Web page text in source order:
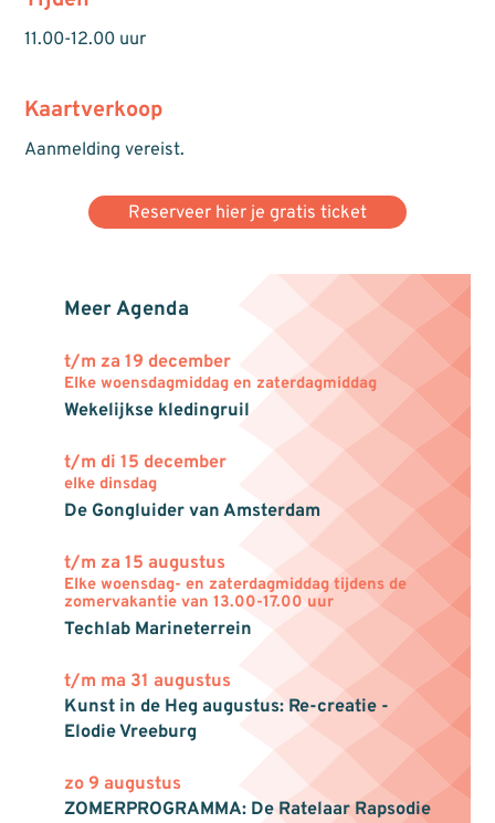
11.00-12.00 uur
Kaartverkoop
Aanmelding vereist.
Reserveer hier je gratis ticket
Meer Agenda
t/m za 19 december
Elke woensdagmiddag en zaterdagmiddag
Wekelijkse kledingruil
t/m di 15 december
elke dinsdag
De Gongluider van Amsterdam
t/m za 15 augustus
Elke woensdag- en zaterdagmiddag tijdens de
zomervakantie van 13.00-17.00 uur
Techlab Marineterrein
t/m ma 31 augustus
Kunst in de Heg augustus: Re-creatie -
Elodie Vreeburg
zo 9 augustus
ZOMERPROGRAMMA: De Ratelaar Rapsodie